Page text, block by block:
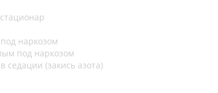
наркозом
под наркозом
седации (закись азота)